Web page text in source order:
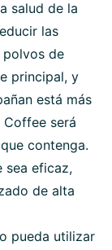
salud de la
las
polvos de
principal, y
está más
será
contenga.
sea eficaz,
de alta
pueda utilizar